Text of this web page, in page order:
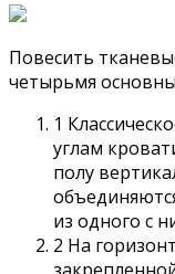
Повесить
четырьмя
1
углам
полу
из одного с
2 На